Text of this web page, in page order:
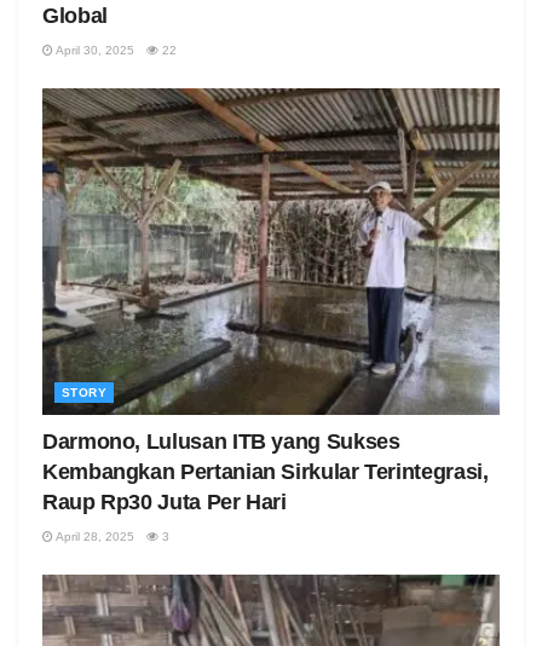
Global
April 30, 2025 22
STORY
Darmono, Lulusan ITB yang Sukses
Kembangkan Pertanian Sirkular Terintegrasi,
Raup Rp30 Juta Per Hari
April 28, 2025 3